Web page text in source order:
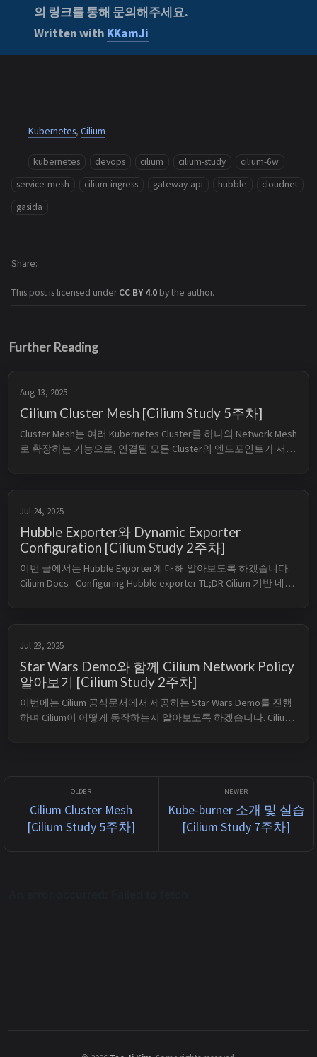
의 링크를 통해 문의해주세요.
Written with KKamJi
Kubernetes, Cilium
kubernetes devops cilium cilium-study
cilium-6w
service-mesh
cilium-ingress gateway-api hubble
cloudnet
gasida
This post is licensed underCC BY 4.0 by the author.
Share
Further Reading
Aug 13, 2025
Cilium Cluster Mesh [Cilium Study 5주차]
Cluster Mesh는 여러 Kubernetes Cluster를 하나의 Network Mesh
로 확장하는 기능으로, 연결된 모든 Cluster의 엔드포인트가 서
Jul 24, 2025
Hubble Exporter와 Dynamic Exporter
Configuration [Cilium Study 2주차]
이번 글에서는 Hubble Exporter에 대해 알아보도록 하겠습니다.
Cilium Docs - Configuring Hubble exporter TL;DR Cilium 기반 네트
Jul 23, 2025
Star Wars Demo와 함께 Cilium Network Policy
알아보기 [Cilium Study 2주차]
이번에는 Cilium 공식문서에서 제공하는 Star Wars Demo를 진행
하며 Cilium이 어떻게 동작하는지 알아보도록 하겠습니다. Cilium
Cilium Cluster Mesh
[Cilium Study 5주차]
Kube-burner 소개 및 실습
[Cilium Study 7주차]